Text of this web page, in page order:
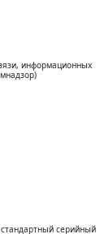
информационных
серийный